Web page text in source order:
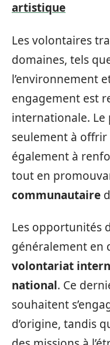
artistique
Les volontaires
domaines, tels
l’environnement
engagement est
internationale.
seulement à
également à
tout en
communautaire
Les opportunités
généralement en
volontariat
national. Ce
souhaitent
d’origine, tandis